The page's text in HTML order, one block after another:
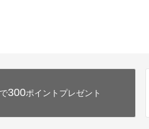
300ポイントプレゼント